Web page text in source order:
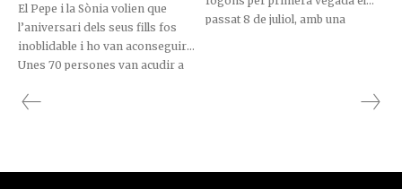
El Pepe i la Sònia volien que
l’aniversari dels seus fills fos
inoblidable i ho van aconseguir!
Unes 70 persones van acudir a
Lounge per a gaudir de
passat 8 de juliol, amb una